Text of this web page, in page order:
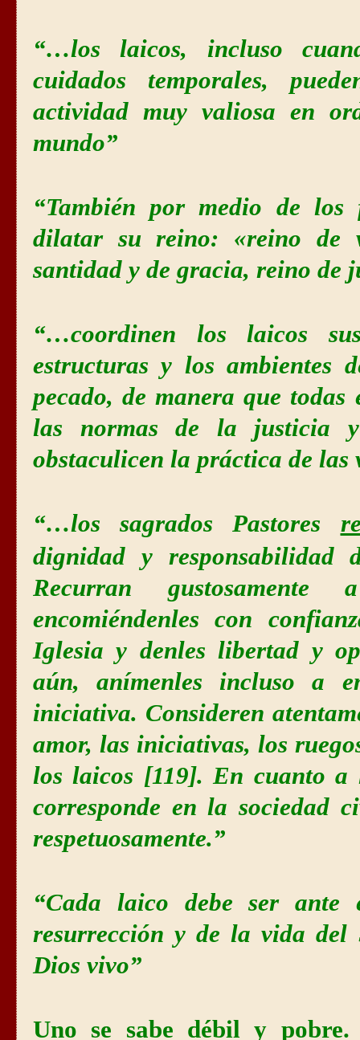
“…los laicos, incluso
cuidados temporales,
actividad muy valiosa en
mundo”
“También por medio de los
dilatar su reino: «reino de
santidad y de gracia, reino de
“…coordinen los laicos
estructuras y los ambientes
pecado, de manera que todas
las normas de la justicia
obstaculicen la práctica de las
“…los sagrados Pastores
dignidad y
Recurran
encomiéndenles con
Iglesia y denles libertad y
aún, anímenles incluso a
iniciativa. Consideren
amor, las iniciativas, los
los laicos [119]. En cuanto
corresponde en la sociedad
respetuosamente.”
“Cada laico debe ser
resurrección y de la vida del
Dios vivo”
Uno se sabe débil y pobre.